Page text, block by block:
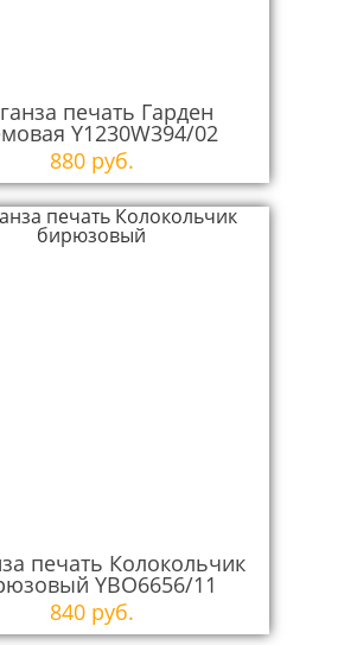
печать Гарден
Y1230W394/02
880 руб.
печать Колокольчик
YBO6656/11
840 руб.